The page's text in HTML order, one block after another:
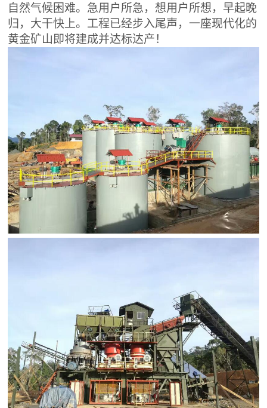
自然气候困难。急用户所急，想用户所想，早起晚
归，大干快上。工程已经步入尾声，一座现代化的
黄金矿山即将建成并达标达产！